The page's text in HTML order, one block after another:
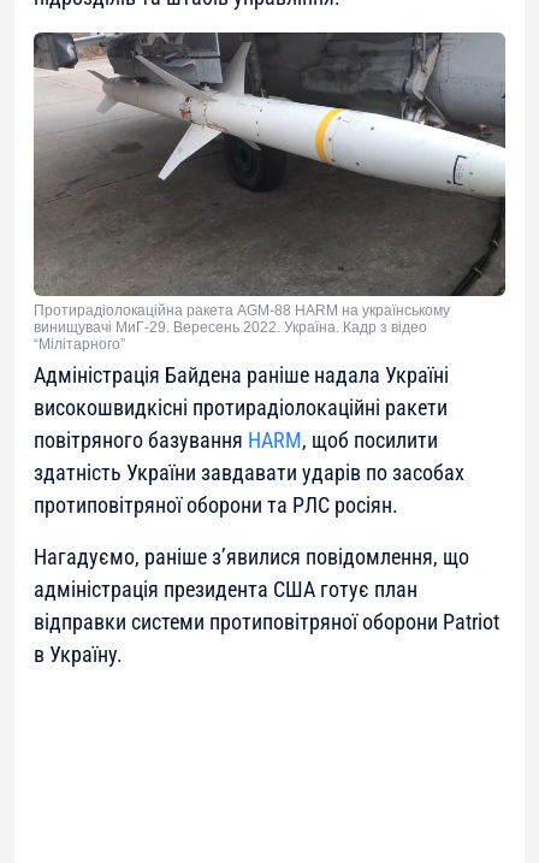
Протирадіолокаційна ракета AGM-88 HARM на українському
винищувачі МиГ-29. Вересень 2022. Україна. Кадр з відео
“Мілітарного”
Адміністрація Байдена раніше надала Україні
високошвидкісні протирадіолокаційні ракети
повітряного базування HARM, щоб посилити
здатність України завдавати ударів по засобах
протиповітряної оборони та РЛС росіян.
Нагадуємо, раніше з’явилися повідомлення, що
адміністрація президента США готує план
відправки системи протиповітряної оборони Patriot
в Україну.